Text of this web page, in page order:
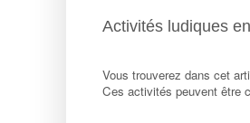
Activités ludiques
Vous trouverez dans cet
Ces activités peuvent être